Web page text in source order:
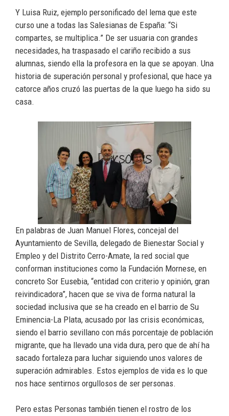
Y Luisa Ruiz, ejemplo personificado del lema que este
curso une a todas las Salesianas de España: “Si
compartes, se multiplica.” De ser usuaria con grandes
necesidades, ha traspasado el cariño recibido a sus
alumnas, siendo ella la profesora en la que se apoyan. Una
historia de superación personal y profesional, que hace ya
catorce años cruzó las puertas de la que luego ha sido su
casa.
En palabras de Juan Manuel Flores, concejal del
Ayuntamiento de Sevilla, delegado de Bienestar Social y
Empleo y del Distrito Cerro-Amate, la red social que
conforman instituciones como la Fundación Mornese, en
concreto Sor Eusebia, “entidad con criterio y opinión, gran
reivindicadora”, hacen que se viva de forma natural la
sociedad inclusiva que se ha creado en el barrio de Su
Eminencia-La Plata, acusado por las crisis económicas,
siendo el barrio sevillano con más porcentaje de población
migrante, que ha llevado una vida dura, pero que de ahí ha
sacado fortaleza para luchar siguiendo unos valores de
superación admirables. Estos ejemplos de vida es lo que
nos hace sentirnos orgullosos de ser personas.
Pero estas Personas también tienen el rostro de los